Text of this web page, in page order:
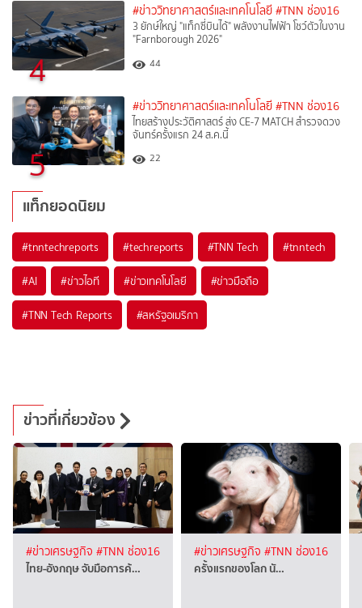
4
#ข่าววิทยาศาสตร์และเทคโนโลยี #TNN ช่อง16
3 ยักษ์ใหญ่ "แท็กซี่บินได้" พลังงานไฟฟ้า โชว์ตัวในงาน
"Farnborough 2026"
44
5
#ข่าววิทยาศาสตร์และเทคโนโลยี #TNN ช่อง16
ไทยสร้างประวัติศาสตร์ ส่ง CE-7 MATCH สำรวจดวง
จันทร์ครั้งแรก 24 ส.ค.นี้
22
แท็กยอดนิยม
#tnntechreports #techreports #TNN Tech #tnntech
#AI #ข่าวไอที #ข่าวเทคโนโลยี #ข่าวมือถือ
#TNN Tech Reports #สหรัฐอเมริกา
ข่าวที่เกี่ยวข้อง
#ข่าวเศรษฐกิจ #TNN ช่อง16
ไทย-อังกฤษ จับมือการค้…
#ข่าวเศรษฐกิจ #TNN ช่อง16
ครั้งแรกของโลก นั…